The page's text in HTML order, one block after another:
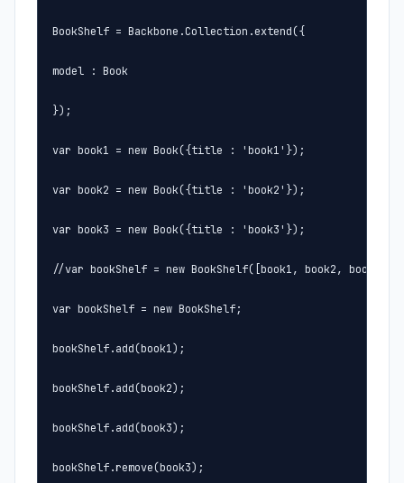
BookShelf = Backbone.Collection.extend({
model : Book
});
var book1 = new Book({title : 'book1'});
var book2 = new Book({title : 'book2'});
var book3 = new Book({title : 'book3'});
//var bookShelf = new BookShelf([book1, book2, book3]); //
var bookShelf = new BookShelf;
bookShelf.add(book1);
bookShelf.add(book2);
bookShelf.add(book3);
bookShelf.remove(book3);